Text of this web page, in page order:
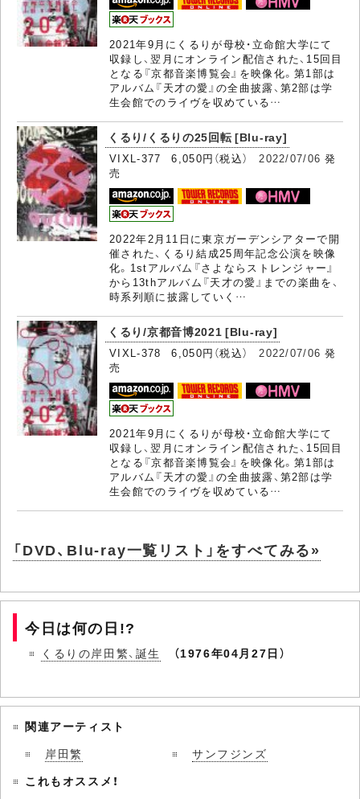
2021年9月にくるりが母校・立命館大学にて
収録し、翌月にオンライン配信された、15回目
となる『京都音楽博覧会』を映像化。第1部は
アルバム『天才の愛』の全曲披露、第2部は学
生会館でのライヴを収めている…
くるり/くるりの25回転 [Blu-ray]
VIXL-377 6,050円（税込）2022/07/06 発
売
2022年2月11日に東京ガーデンシアターで開
催された、くるり結成25周年記念公演を映像
化。1stアルバム『さよならストレンジャー』
から13thアルバム『天才の愛』までの楽曲を、
時系列順に披露していく…
くるり/京都音博2021 [Blu-ray]
VIXL-378 6,050円（税込）2022/07/06 発
売
2021年9月にくるりが母校・立命館大学にて
収録し、翌月にオンライン配信された、15回目
となる『京都音楽博覧会』を映像化。第1部は
アルバム『天才の愛』の全曲披露、第2部は学
生会館でのライヴを収めている…
「DVD、Blu-ray一覧リスト」をすべてみる»
今日は何の日!?
くるりの岸田繁、誕生 （1976年04月27日）
関連アーティスト
岸田繁
サンフジンズ
これもオススメ！